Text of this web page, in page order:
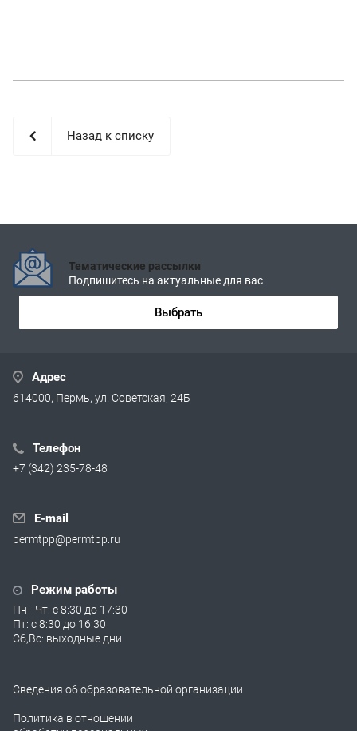
Назад к списку
Тематические рассылки
Подпишитесь на актуальные для вас
Выбрать
Адрес
614000, Пермь, ул. Советская, 24Б
Телефон
+7 (342) 235-78-48
E-mail
permtpp@permtpp.ru
Режим работы
Пн - Чт: с 8:30 до 17:30
Пт: с 8:30 до 16:30
Сб,Вс: выходные дни
Сведения об образовательной организации
Политика в отношении